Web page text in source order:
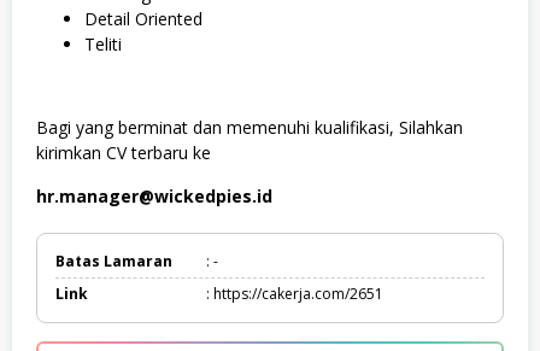
Detail Oriented
Teliti
Bagi yang berminat dan memenuhi kualifikasi, Silahkan
kirimkan CV terbaru ke
hr.manager@wickedpies.id
Batas Lamaran
: -
Link
: https://cakerja.com/2651